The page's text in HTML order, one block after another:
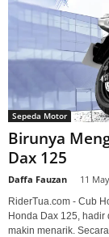
Sepeda Motor
Birunya
Dax 125
Daffa Fauzan 11
RiderTua.com - Cub
Honda Dax 125,
makin menarik.